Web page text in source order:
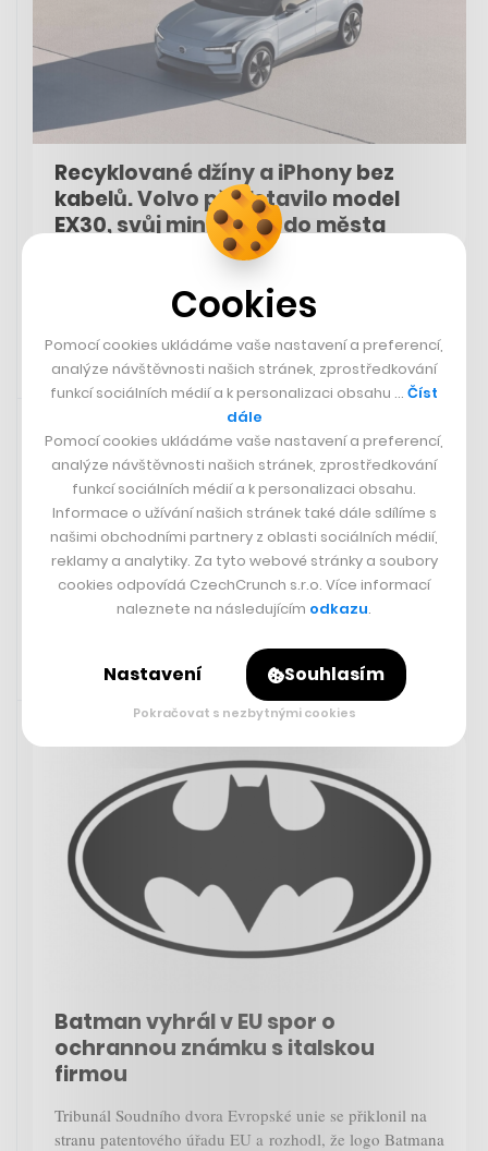
Recyklované džíny a iPhony bez
kabelů. Volvo představilo model
EX30, svůj mini trumf do města
7. 6. 2023 19:00
Newsletter
Prvorepubliková vila se
proměnila v kavárnu a na
Letné je kousek Argentiny
Odebírat Deli
Rychlá zpráva
Batman vyhrál v EU spor o
ochrannou známku s italskou
firmou
Tribunál Soudního dvora Evropské unie se přiklonil na
stranu patentového úřadu EU a rozhodl, že logo Batmana
Cookies
Pomocí cookies ukládáme vaše nastavení a preferencí,
analýze návštěvnosti našich stránek, zprostředkování
funkcí sociálních médií a k personalizaci obsahu … Číst
dále
Pomocí cookies ukládáme vaše nastavení a preferencí,
analýze návštěvnosti našich stránek, zprostředkování
funkcí sociálních médií a k personalizaci obsahu.
Informace o užívání našich stránek také dále sdílíme s
našimi obchodními partnery z oblasti sociálních médií,
reklamy a analytiky. Za tyto webové stránky a soubory
cookies odpovídá CzechCrunch s.r.o. Více informací
naleznete na následujícím odkazu.
Nastavení Souhlasím
Pokračovat s nezbytnými cookies